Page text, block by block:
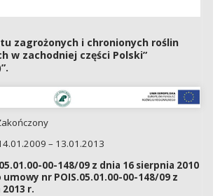
zagrożonych i chronionych roślin
w zachodniej części Polski”
– 13.01.2013
00-148/09 z dnia 16 sierpnia 2010
umowy nr POIS.05.01.00-00-148/09 z
r.